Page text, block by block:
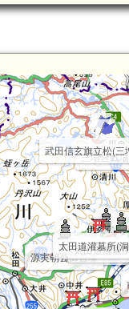
比々多神社
源実朝公御首塚
太田道灌墓
太田道灌墓所(
三増合戦場
武田信玄旗立松(三